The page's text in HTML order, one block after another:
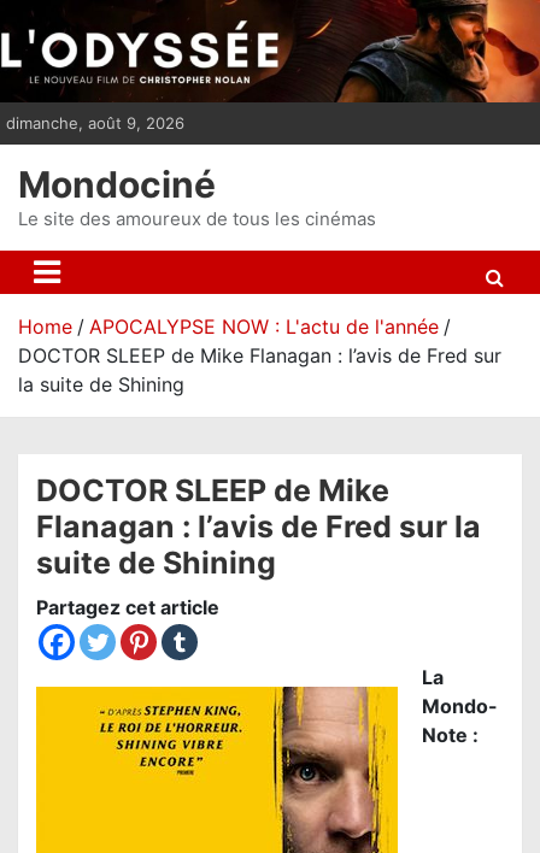
i
p
t
n
dimanche, août 9, 2026
Mondociné
Le site des amoureux de tous les cinémas
Home
APOCALYPSE NOW : L'actu de l'année
DOCTOR SLEEP de Mike Flanagan : l’avis de Fred sur
la suite de Shining
DOCTOR SLEEP de Mike
Flanagan : l’avis de Fred sur la
suite de Shining
Partagez cet article
La
Mondo-
Note :